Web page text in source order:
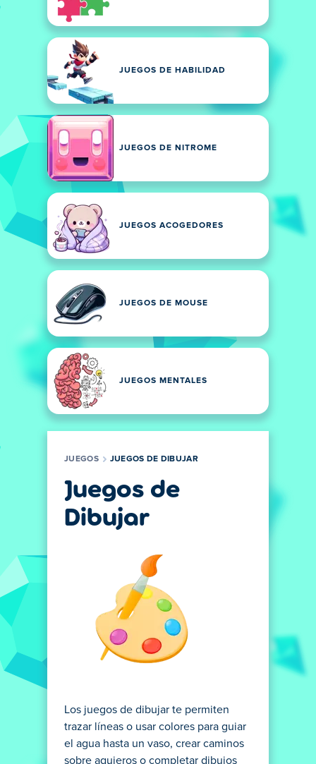
JUEGOS DE HABILIDAD
JUEGOS DE NITROME
JUEGOS ACOGEDORES
JUEGOS DE MOUSE
JUEGOS MENTALES
JUEGOS JUEGOS DE DIBUJAR
Juegos de
Dibujar
Los juegos de dibujar te permiten
trazar líneas o usar colores para guiar
el agua hasta un vaso, crear caminos
sobre agujeros o completar dibujos